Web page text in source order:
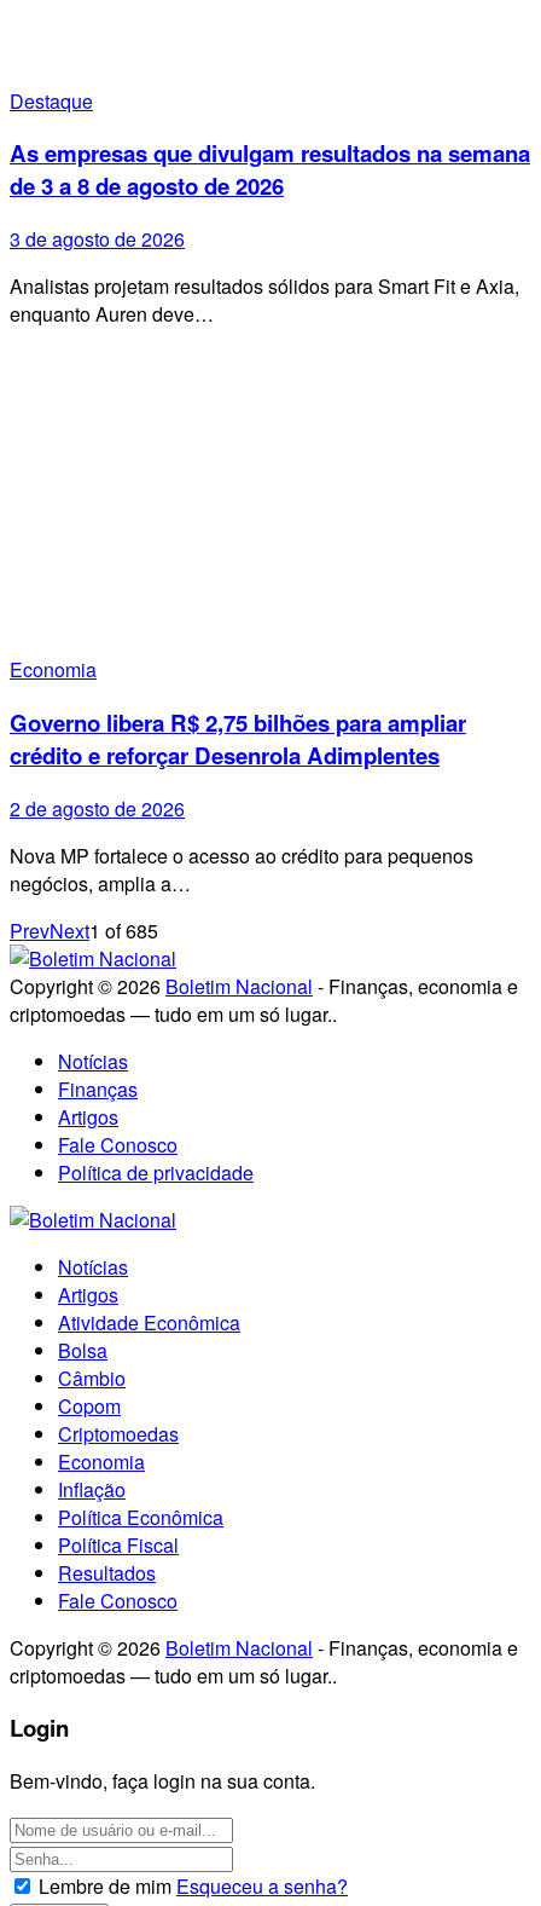
Destaque
As empresas que divulgam resultados na semana
de 3 a 8 de agosto de 2026
3 de agosto de 2026
Analistas projetam resultados sólidos para Smart Fit e Axia,
enquanto Auren deve…
Economia
Governo libera R$ 2,75 bilhões para ampliar
crédito e reforçar Desenrola Adimplentes
2 de agosto de 2026
Nova MP fortalece o acesso ao crédito para pequenos
negócios, amplia a…
PrevNext1 of685
Copyright © 2026 Boletim Nacional - Finanças, economia e
criptomoedas — tudo em um só lugar..
Notícias
Finanças
Artigos
Fale Conosco
Política de privacidade
Notícias
Artigos
Atividade Econômica
Bolsa
Câmbio
Copom
Criptomoedas
Economia
Inflação
Política Econômica
Política Fiscal
Resultados
Fale Conosco
Copyright © 2026 Boletim Nacional - Finanças, economia e
criptomoedas — tudo em um só lugar..
Login
Bem-vindo, faça login na sua conta.
Lembre de mim Esqueceu a senha?